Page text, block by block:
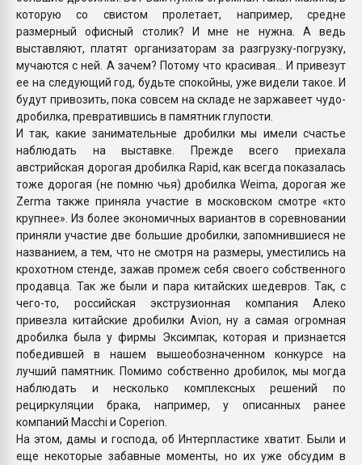
которую со свистом пролетает, например, средне
размерный офисный столик? И мне не нужна. А ведь
выставляют, платят организаторам за разгрузку-погрузку,
мучаются с ней. А зачем? Потому что красивая… И привезут
ее на следующий год, будьте спокойны, уже видели такое. И
будут привозить, пока совсем на складе не заржавеет чудо-
дробилка, превратившись в памятник глупости.
И так, какие занимательные дробилки мы имели счастье
наблюдать на выставке. Прежде всего приехала
австрийская дорогая дробилка Rapid, как всегда показалась
тоже дорогая (не помню чья) дробилка Weima, дорогая же
Zerma также приняла участие в московском смотре «кто
крупнее». Из более экономичных вариантов в соревновании
приняли участие две большие дробилки, запомнившиеся не
названием, а тем, что не смотря на размеры, уместились на
крохотном стенде, зажав промеж себя своего собственного
продавца. Так же были и пара китайских шедевров. Так, с
чего-то, российская экструзионная компания Алеко
привезла китайские дробилки Avion, ну а самая огромная
дробилка была у фирмы Эксимпак, которая и признается
победившей в нашем вышеобозначенном конкурсе на
лучший памятник. Помимо собственно дробилок, мы могда
наблюдать и несколько комплексных решений по
рециркуляции брака, например, у описанных ранее
компаний Macchi и Coperion.
На этом, дамы и господа, об Интерпластике хватит. Были и
еще некоторые забавные моменты, но их уже обсудим в